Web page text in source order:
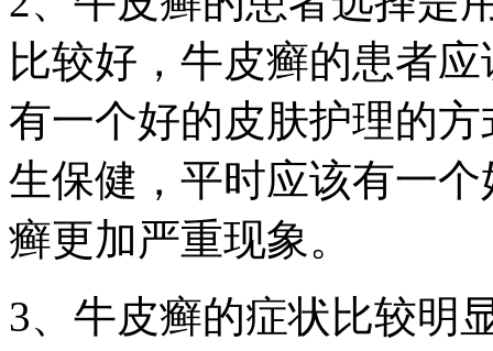
比较好，牛皮癣的患者
有一个好的皮肤护理的
生保健，平时应该有一
癣更加严重现象。
3、牛皮癣的症状比较明